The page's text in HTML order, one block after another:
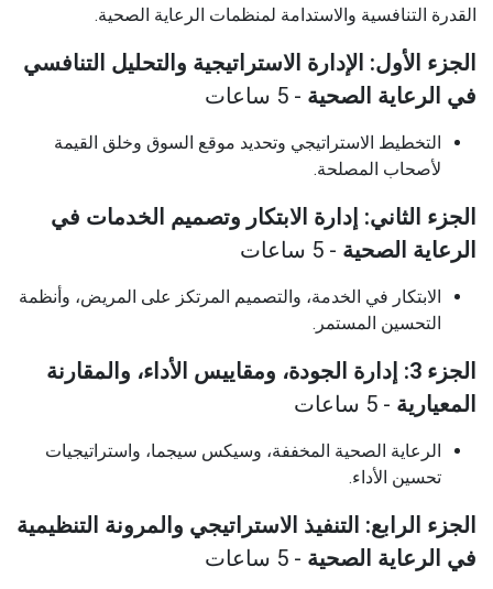
القدرة التنافسية والاستدامة لمنظمات الرعاية الصحية.
الجزء الأول: الإدارة الاستراتيجية والتحليل التنافسي
في الرعاية الصحية - 5 ساعات
التخطيط الاستراتيجي وتحديد موقع السوق وخلق القيمة
لأصحاب المصلحة.
الجزء الثاني: إدارة الابتكار وتصميم الخدمات في
الرعاية الصحية - 5 ساعات
الابتكار في الخدمة، والتصميم المرتكز على المريض، وأنظمة
التحسين المستمر.
الجزء 3: إدارة الجودة، ومقاييس الأداء، والمقارنة
المعيارية - 5 ساعات
الرعاية الصحية المخففة، وسيكس سيجما، واستراتيجيات
تحسين الأداء.
الجزء الرابع: التنفيذ الاستراتيجي والمرونة التنظيمية
في الرعاية الصحية - 5 ساعات